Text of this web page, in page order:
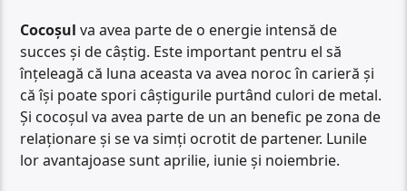
Cocoșul va avea parte de o energie intensă de
succes și de câștig. Este important pentru el să
înțeleagă că luna aceasta va avea noroc în carieră și
că își poate spori câștigurile purtând culori de metal.
Și cocoșul va avea parte de un an benefic pe zona de
relaționare și se va simți ocrotit de partener. Lunile
lor avantajoase sunt aprilie, iunie și noiembrie.